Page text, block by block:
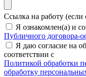
Ссылка на работу (если
Я ознакомлен(а) и
Публичного договора-
Я даю согласие на
соответствии с
Политикой обработки
обработку